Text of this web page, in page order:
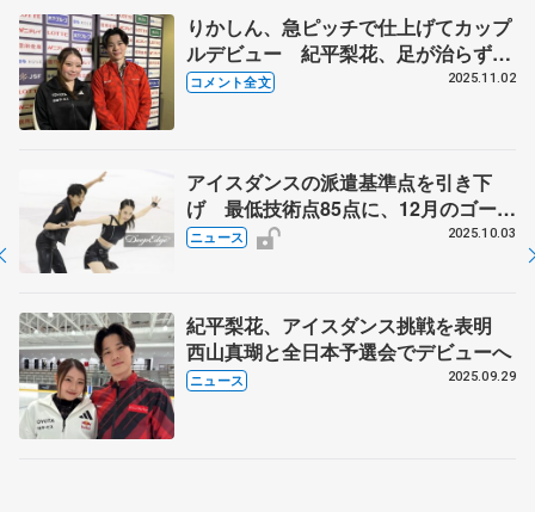
フリー】
りかしん、急ピッチで仕上げてカップ
ルデビュー 紀平梨花、足が治らず絶
望の中「新たな希望」 西山真瑚はハ
コメント全文 2025.11.02
アイスダンスの派遣基準点を引き下
げ 最低技術点85点に、12月のゴール
デンスピン
ニュース 2025.10.03
紀平梨花、アイスダンス挑戦を表明
西山真瑚と全日本予選会でデビューへ
ニュース 2025.09.29